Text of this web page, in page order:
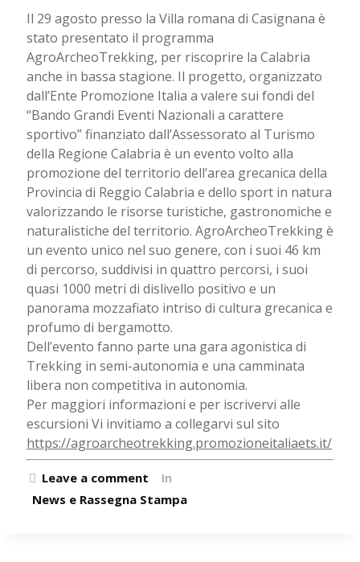
Il 29 agosto presso la Villa romana di Casignana è
stato presentato il programma
AgroArcheoTrekking, per riscoprire la Calabria
anche in bassa stagione. Il progetto, organizzato
dall’Ente Promozione Italia a valere sui fondi del
“Bando Grandi Eventi Nazionali a carattere
sportivo” finanziato dall’Assessorato al Turismo
della Regione Calabria è un evento volto alla
promozione del territorio dell’area grecanica della
Provincia di Reggio Calabria e dello sport in natura
valorizzando le risorse turistiche, gastronomiche e
naturalistiche del territorio. AgroArcheoTrekking è
un evento unico nel suo genere, con i suoi 46 km
di percorso, suddivisi in quattro percorsi, i suoi
quasi 1000 metri di dislivello positivo e un
panorama mozzafiato intriso di cultura grecanica e
profumo di bergamotto.
Dell’evento fanno parte una gara agonistica di
Trekking in semi-autonomia e una camminata
libera non competitiva in autonomia.
Per maggiori informazioni e per iscrivervi alle
escursioni Vi invitiamo a collegarvi sul sito
https://agroarcheotrekking.promozioneitaliaets.it/
Leave a comment
In
News e Rassegna Stampa